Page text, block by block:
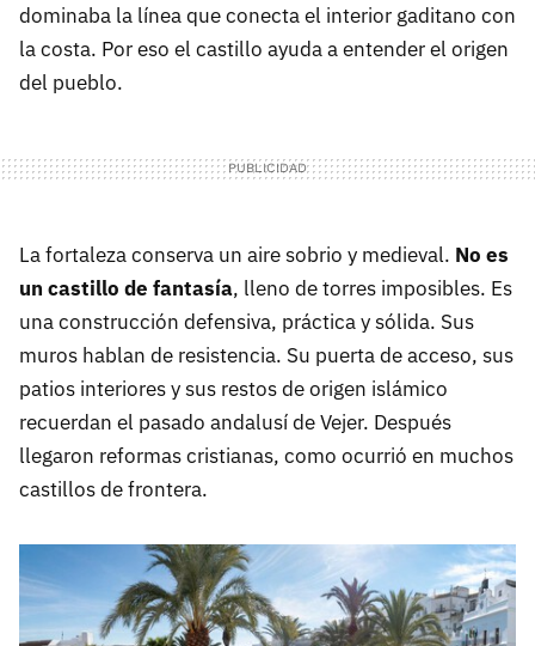
dominaba la línea que conecta el interior gaditano con
la costa. Por eso el castillo ayuda a entender el origen
del pueblo.
La fortaleza conserva un aire sobrio y medieval. No es
un castillo de fantasía, lleno de torres imposibles. Es
una construcción defensiva, práctica y sólida. Sus
muros hablan de resistencia. Su puerta de acceso, sus
patios interiores y sus restos de origen islámico
recuerdan el pasado andalusí de Vejer. Después
llegaron reformas cristianas, como ocurrió en muchos
castillos de frontera.